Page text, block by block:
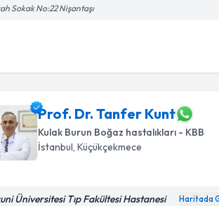
Sokak No:22 Nişantaşı
Prof. Dr. Tanfer Kunt
Kulak Burun Boğaz hastalıkları - KBB
İstanbul , Küçükçekmece
Üniversitesi Tıp Fakültesi Hastanesi Haritada